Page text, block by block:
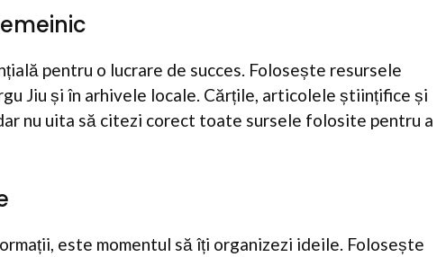
pentru o lucrare de succes. Folosește resursele
Jiu și în arhivele locale. Cărțile, articolele științifice și
nu uita să citezi corect toate sursele folosite pentru a
este momentul să îți organizezi ideile. Folosește